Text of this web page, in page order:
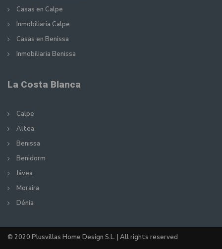
Casas en Calpe
Inmobiliaria Calpe
Casas en Benissa
Inmobiliaria Benissa
La Costa Blanca
Calpe
Altea
Benissa
Benidorm
Jávea
Moraira
Dénia
© 2020 Plusvillas Home Design S.L. | All rights reserved